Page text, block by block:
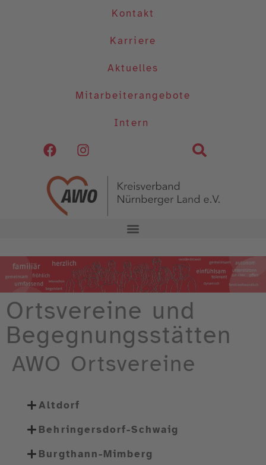
Kontakt
Karriere
Aktuelles
Mitarbeiterangebote
Intern
Ortsvereine und
Begegnungsstätten
AWO Ortsvereine
Altdorf
Behringersdorf-Schwaig
Burgthann-Mimberg